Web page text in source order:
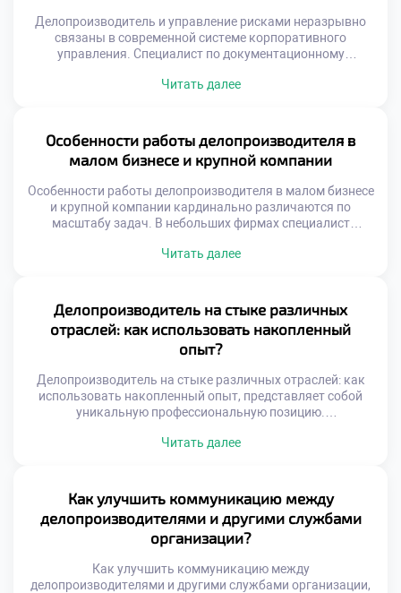
Делопроизводитель и управление рисками неразрывно
связаны в современной системе корпоративного
управления. Специалист по документационному
организации от угроз. Грамотная работа с документами
проблем отличает профессионала высокого класса от
обычного исполнителя. Управление рисками требует
системного мышления и глубокого понимания бизнес-
процессов. Недостаточно просто оформлять […]
Читать далее
Особенности работы делопроизводителя в
малом бизнесе и крупной компании
Особенности работы делопроизводителя в малом бизнесе
и крупной компании кардинально различаются по
масштабу задач. В небольших фирмах специалист
корпорации требуют узкой специализации и строгой
Выбор места работы определяет ежедневную рутину и
темп профессионального роста. Специфика среды
формирует уникальный набор компетенций […]
Читать далее
Делопроизводитель на стыке различных
отраслей: как использовать накопленный
опыт?
Делопроизводитель на стыке различных отраслей: как
использовать накопленный опыт, представляет собой
уникальную профессиональную позицию.
обеспечения позволяет работать в любой сфере бизнеса.
знаний трансформируется в конкурентное преимущество
на рынке труда. Переход из одной отрасли в другую
обогащает экспертный кругозор. Умение адаптировать
стандарты […]
Читать далее
Как улучшить коммуникацию между
делопроизводителями и другими службами
организации?
Как улучшить коммуникацию между
делопроизводителями и другими службами организации,